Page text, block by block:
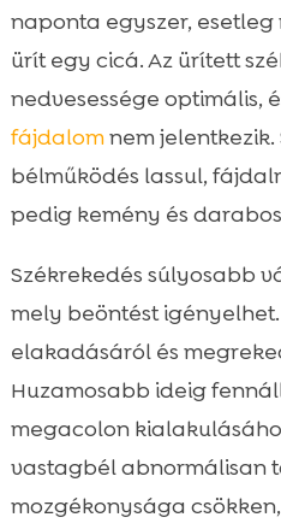
naponta egyszer,
ürít egy cicá. Az ürített
nedvesessége optimális,
fájdalomnem jelentkezik.
bélműködés lassul,
pedig kemény és
Székrekedés súlyosabb
mely beöntést
elakadásáról és
Huzamosabb ideig
megacolon
vastagbél abnormálisan
mozgékonysága